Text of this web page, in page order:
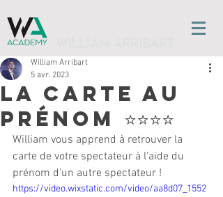
La Carte Au
Prénom ⭐️⭐️⭐️⭐️
William Arribart
5 avr. 2023
William vous apprend à retrouver la
carte de votre spectateur à l'aide du
prénom d'un autre spectateur !
https://video.wixstatic.com/video/aa8d07_1552